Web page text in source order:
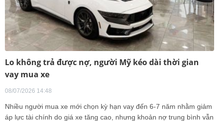
Lo không trả được nợ, người Mỹ kéo dài thời gian
vay mua xe
08/07/2026 14:48
Nhiều người mua xe mới chọn kỳ hạn vay đến 6-7 năm nhằm giảm
áp lực tài chính do giá xe tăng cao, nhưng khoản nợ trung bình vẫn